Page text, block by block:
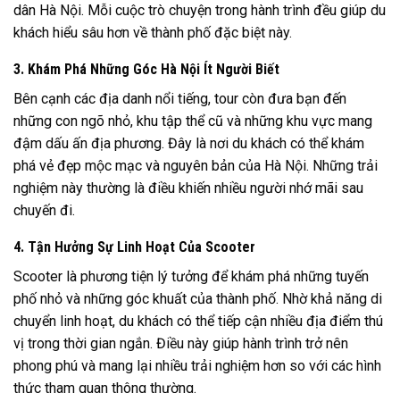
dân Hà Nội. Mỗi cuộc trò chuyện trong hành trình đều giúp du
khách hiểu sâu hơn về thành phố đặc biệt này.
3. Khám Phá Những Góc Hà Nội Ít Người Biết
Bên cạnh các địa danh nổi tiếng, tour còn đưa bạn đến
những con ngõ nhỏ, khu tập thể cũ và những khu vực mang
đậm dấu ấn địa phương. Đây là nơi du khách có thể khám
phá vẻ đẹp mộc mạc và nguyên bản của Hà Nội. Những trải
nghiệm này thường là điều khiến nhiều người nhớ mãi sau
chuyến đi.
4. Tận Hưởng Sự Linh Hoạt Của Scooter
Scooter là phương tiện lý tưởng để khám phá những tuyến
phố nhỏ và những góc khuất của thành phố. Nhờ khả năng di
chuyển linh hoạt, du khách có thể tiếp cận nhiều địa điểm thú
vị trong thời gian ngắn. Điều này giúp hành trình trở nên
phong phú và mang lại nhiều trải nghiệm hơn so với các hình
thức tham quan thông thường.